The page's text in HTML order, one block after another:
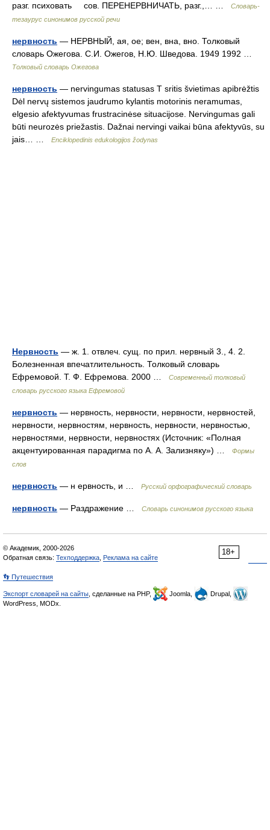
разг. психовать сов. ПЕРЕНЕРВНИЧАТЬ, разг.,… …
Словарь-
тезаурус синонимов русской речи
нервность — НЕРВНЫЙ, ая, ое; вен, вна, вно. Толковый
словарь Ожегова. С.И. Ожегов, Н.Ю. Шведова. 1949 1992 …
Толковый словарь Ожегова
нервность — nervingumas statusas T sritis švietimas apibrėžtis
Dėl nervų sistemos jaudrumo kylantis motorinis neramumas,
elgesio afektyvumas frustracinėse situacijose. Nervingumas gali
būti neurozės priežastis. Dažnai nervingi vaikai būna afektyvūs, su
jais… …
Enciklopedinis edukologijos žodynas
Нервность — ж. 1. отвлеч. сущ. по прил. нервный 3., 4. 2.
Болезненная впечатлительность. Толковый словарь
Ефремовой. Т. Ф. Ефремова. 2000 …
Современный толковый
словарь русского языка Ефремовой
нервность — нервность, нервности, нервности, нервностей,
нервности, нервностям, нервность, нервности, нервностью,
нервностями, нервности, нервностях (Источник: «Полная
акцентуированная парадигма по А. А. Зализняку») …
Формы
слов
нервность — н ервность, и … Русский орфографический словарь
нервность — Раздражение … Словарь синонимов русского языка
18+
© Академик, 2000-2026
Обратная связь: Техподдержка Реклама на сайте
👣 Путешествия
Экспорт словарей на сайты , сделанные на PHP, Joomla,
Drupal,
WordPress, MODx.